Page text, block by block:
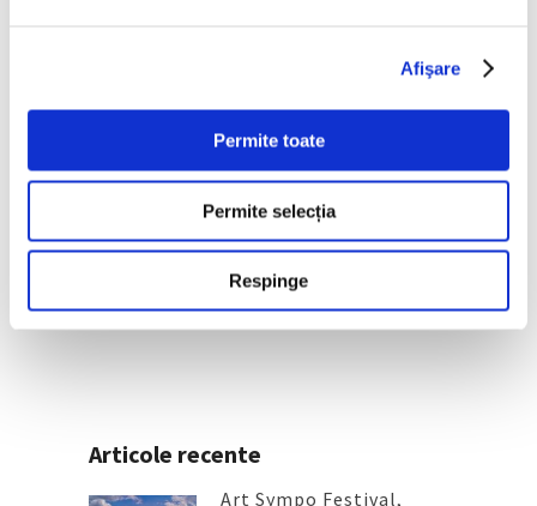
Afişare
Permite toate
Permite selecția
Respinge
Guggenheim Abu Dhabi,
proiectat de Frank Gehry,
inaugurat în decembrie
30 Iulie 2026
Articole recente
Art Sympo Festival,